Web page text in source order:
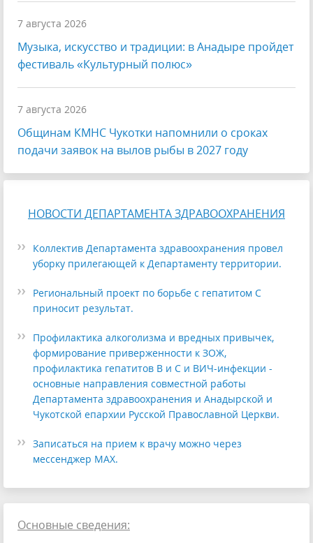
7 августа 2026
Музыка, искусство и традиции: в Анадыре пройдет
фестиваль «Культурный полюс»
7 августа 2026
Общинам КМНС Чукотки напомнили о сроках
подачи заявок на вылов рыбы в 2027 году
НОВОСТИ ДЕПАРТАМЕНТА ЗДРАВООХРАНЕНИЯ
Коллектив Департамента здравоохранения провел
уборку прилегающей к Департаменту территории.
Региональный проект по борьбе с гепатитом С
приносит результат.
Профилактика алкоголизма и вредных привычек,
формирование приверженности к ЗОЖ,
профилактика гепатитов В и С и ВИЧ-инфекции -
основные направления совместной работы
Департамента здравоохранения и Анадырской и
Чукотской епархии Русской Православной Церкви.
Записаться на прием к врачу можно через
мессенджер МАХ.
Основные сведения: